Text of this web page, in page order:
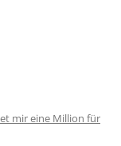
mir eine Million für